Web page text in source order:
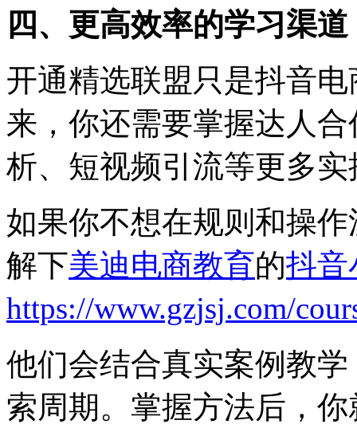
四、更高效率的学习渠道
开通精选联盟只是抖音
来，你还需要掌握达人
析、短视频引流等更多实
如果你不想在规则和操
解下美迪电商教育的抖音
https://www.gzjsj.com/
他们会结合真实案例教
索周期。掌握方法后，